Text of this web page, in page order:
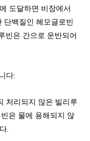
도달하면 비장에서
단백질인 헤모글로빈
빈은 간으로 운반되어
다:
처리되지 않은 빌리루
은 물에 용해되지 않
.